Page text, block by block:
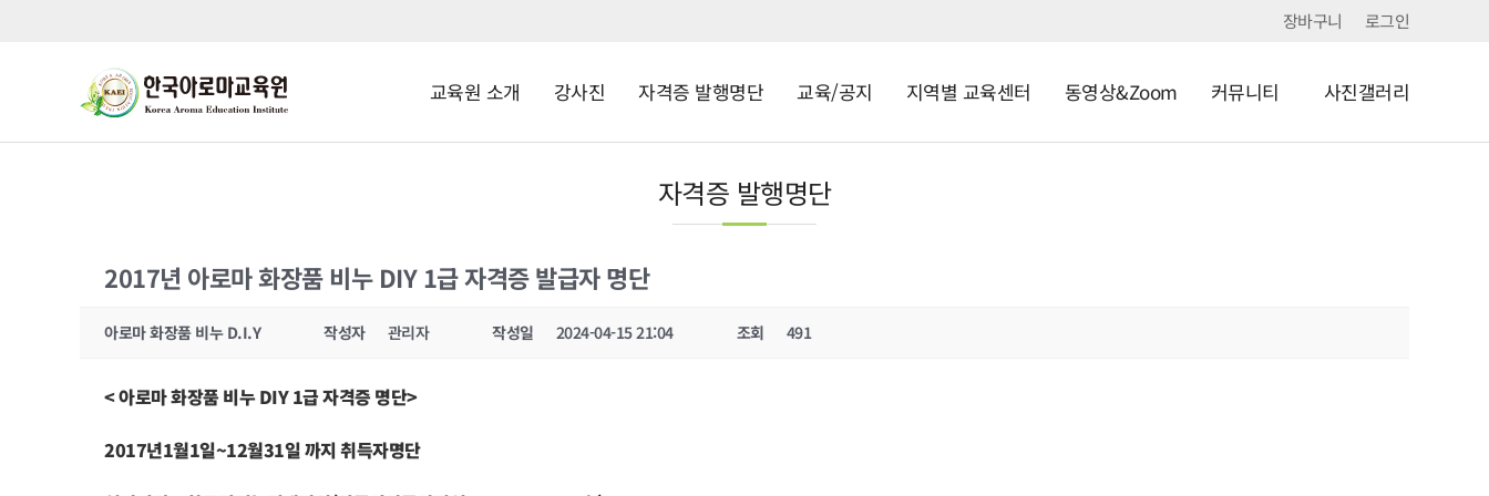
장바구니 로그인
교육원 소개 강사진 자격증 발행명단 교육/공지 지역별 교육센터 동영상&Zoom 커뮤니티 사진갤러리
자격증 발행명단
2017년 아로마 화장품 비누 DIY 1급 자격증 발급자 명단
아로마 화장품 비누 D.I.Y 작성자 관리자 작성일 2024-04-15 21:04 조회 491
< 아로마 화장품 비누 DIY 1급 자격증 명단>
2017년1월1일~12월31일 까지 취득자명단